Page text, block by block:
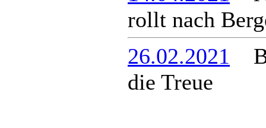
rollt nach
26.02.2021
die Treue